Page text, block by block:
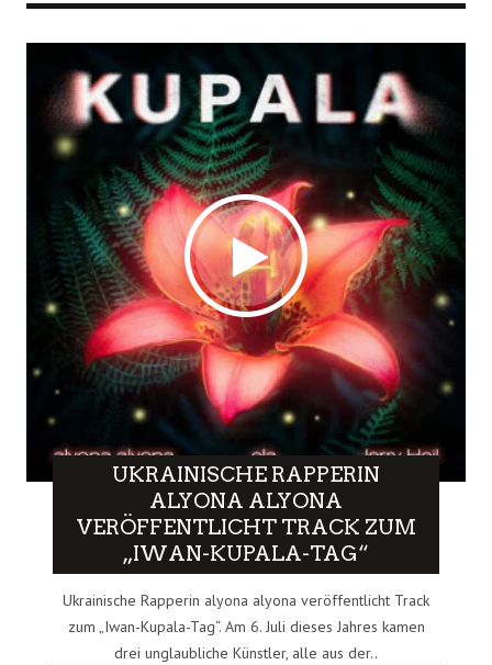
UKRAINISCHE RAPPERIN
ALYONA ALYONA
VERÖFFENTLICHT TRACK ZUM
„IWAN-KUPALA-TAG“
Ukrainische Rapperin alyona alyona veröffentlicht Track
zum „Iwan-Kupala-Tag“. Am 6. Juli dieses Jahres kamen
drei unglaubliche Künstler, alle aus der..